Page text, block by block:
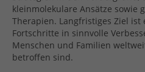
kleinmolekulare Ansätze sowie
Therapien. Langfristiges Ziel ist
Fortschritte in sinnvolle
Menschen und Familien
betroffen sind.